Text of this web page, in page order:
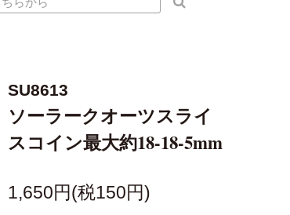
SU8613
ソーラークオーツスライ
スコイン最大約18-18-5mm
1,650円(税150円)